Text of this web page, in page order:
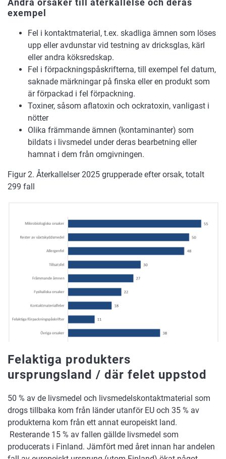
Andra orsaker till återkallelse och deras
exempel
Fel i kontaktmaterial, t.ex. skadliga ämnen som löses
upp eller avdunstar vid testning av dricksglas, kärl
eller andra köksredskap.
Fel i förpackningspåskrifterna, till exempel fel datum,
saknade märkningar på finska eller en produkt som
är förpackad i fel förpackning.
Toxiner, såsom aflatoxin och ockratoxin, vanligast i
nötter
Olika främmande ämnen (kontaminanter) som
bildats i livsmedel under deras bearbetning eller
hamnat i dem från omgivningen.
Figur 2. Återkallelser 2025 grupperade efter orsak, totalt
299 fall
Felaktiga produkters
ursprungsland / där felet uppstod
50 % av de livsmedel och livsmedelskontaktmaterial som
drogs tillbaka kom från länder utanför EU och 35 % av
produkterna kom från ett annat europeiskt land.
Resterande 15 % av fallen gällde livsmedel som
producerats i Finland. Jämfört med året innan har andelen